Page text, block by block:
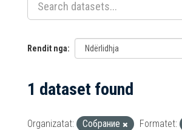
Rendit nga
1 dataset found
Organizatat: Собрание Formatet: